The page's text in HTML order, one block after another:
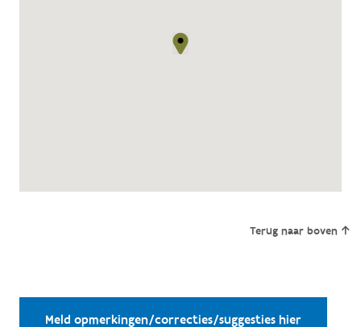
Terug naar boven
Meld opmerkingen/correcties/suggesties hier